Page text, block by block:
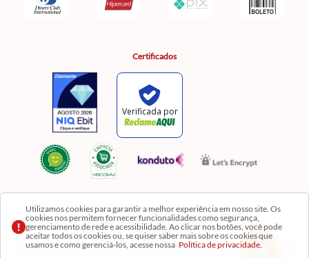
Utilizamos cookies para garantir a melhor experiência em nosso site. Os
cookies nos permitem fornecer funcionalidades como segurança,
gerenciamento de rede e acessibilidade. Ao clicar nos botões, você pode
aceitar todos os cookies ou, se quiser saber mais sobre os cookies que
usamos e como gerenciá-los, acesse nossa Política de privacidade.
Certificados
Razão Social: Comercial Luzia Meire de Gêneros Alimentícios LTDA | CNPJ:
08.991.182/0001-11
Os preços, produtos e quantidades da Loja Virtual não se aplicam aos da Loja Física. Na Loja